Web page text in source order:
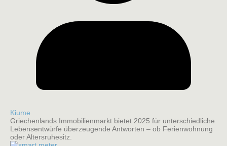
Kiume
Griechenlands Immobilienmarkt bietet 2025 für unterschiedliche
Lebensentwürfe überzeugende Antworten – ob Ferienwohnung
oder Altersruhesitz.